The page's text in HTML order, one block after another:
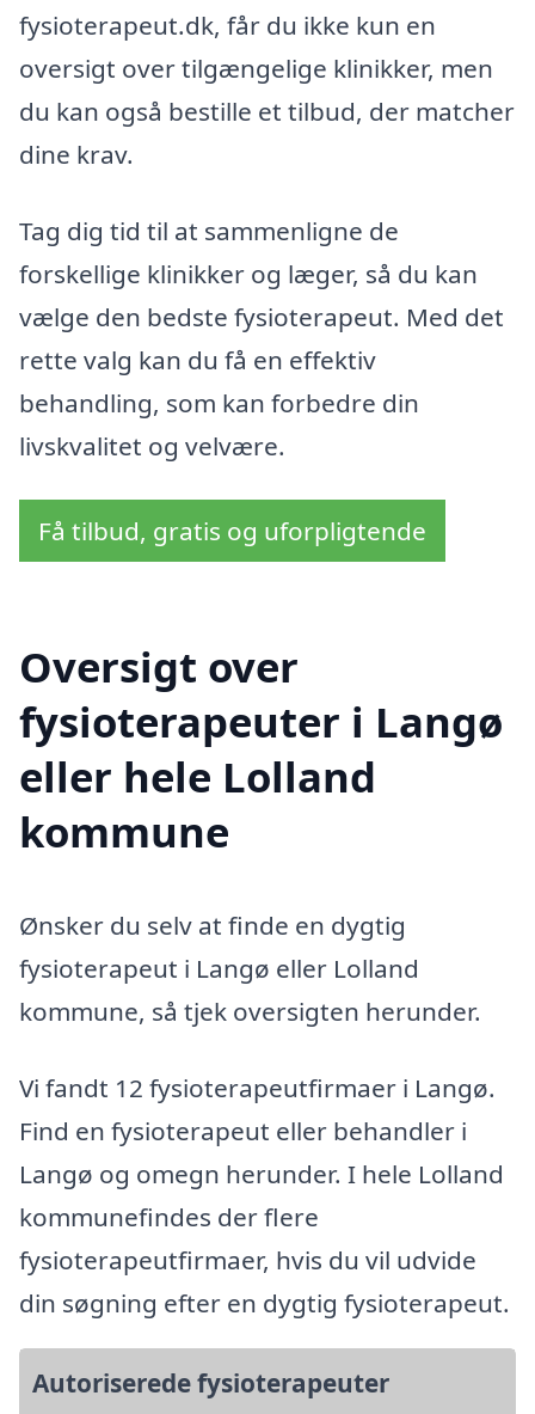
fysioterapeut.dk, får du ikke kun en
oversigt over tilgængelige klinikker, men
du kan også bestille et tilbud, der matcher
dine krav.
Tag dig tid til at sammenligne de
forskellige klinikker og læger, så du kan
vælge den bedste fysioterapeut. Med det
rette valg kan du få en effektiv
behandling, som kan forbedre din
livskvalitet og velvære.
Få tilbud, gratis og uforpligtende
Oversigt over
fysioterapeuter i Langø
eller hele Lolland
kommune
Ønsker du selv at finde en dygtig
fysioterapeut i Langø eller Lolland
kommune, så tjek oversigten herunder.
Vi fandt 12 fysioterapeutfirmaer i Langø.
Find en fysioterapeut eller behandler i
Langø og omegn herunder. I hele Lolland
kommunefindes der flere
fysioterapeutfirmaer, hvis du vil udvide
din søgning efter en dygtig fysioterapeut.
Autoriserede fysioterapeuter